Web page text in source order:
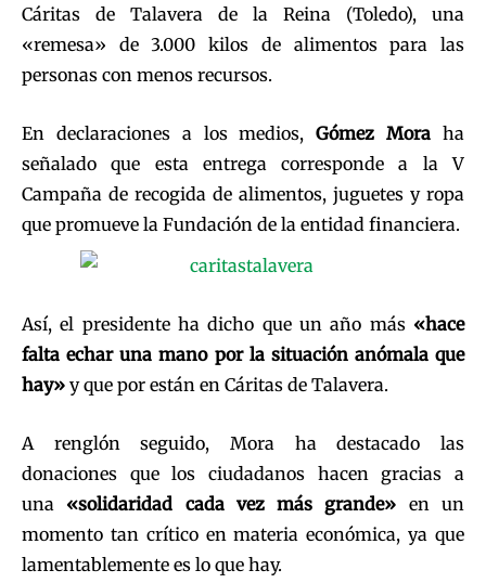
Cáritas de Talavera de la Reina (Toledo), una
«remesa» de 3.000 kilos de alimentos para las
personas con menos recursos.
En declaraciones a los medios, Gómez Mora ha
señalado que esta entrega corresponde a la V
Campaña de recogida de alimentos, juguetes y ropa
que promueve la Fundación de la entidad financiera.
Así, el presidente ha dicho que un año más «hace
falta echar una mano por la situación anómala que
hay» y que por están en Cáritas de Talavera.
A renglón seguido, Mora ha destacado las
donaciones que los ciudadanos hacen gracias a
una «solidaridad cada vez más grande» en un
momento tan crítico en materia económica, ya que
lamentablemente es lo que hay.